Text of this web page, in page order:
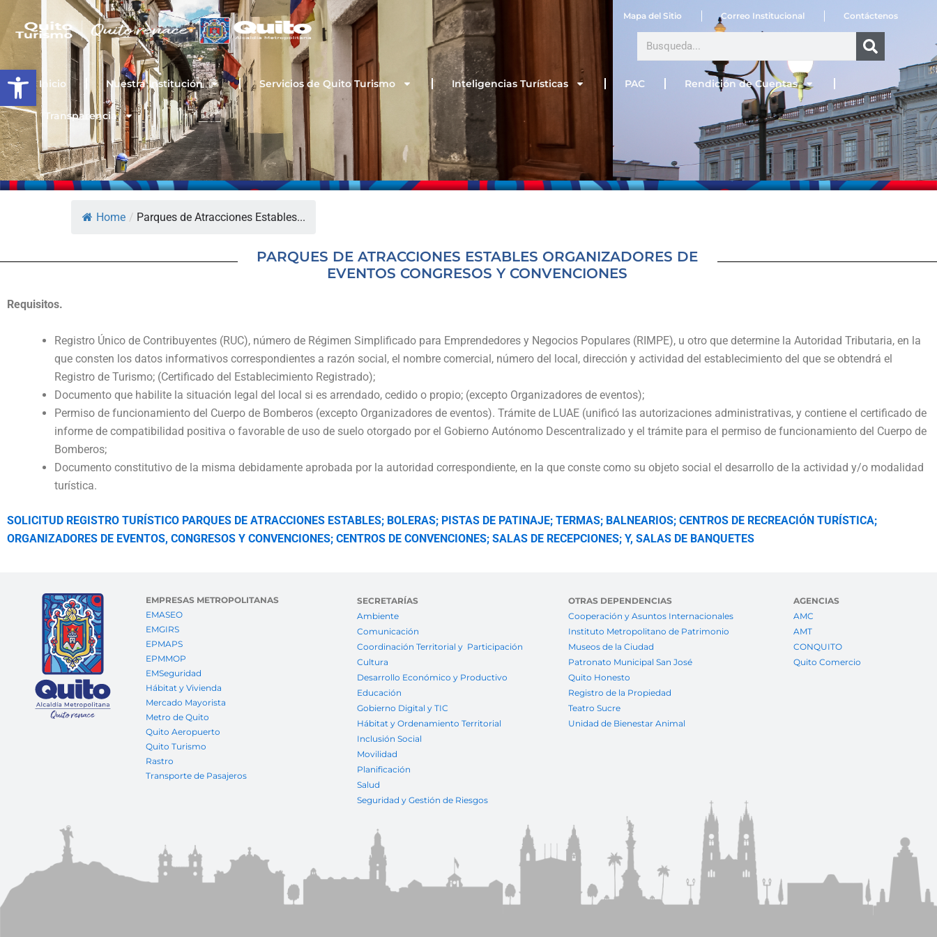
Open toolbar
contenido
Mapa del Sitio Correo Institucional Contáctenos
Inicio Nuestra Institución Servicios de Quito Turismo Inteligencias Turísticas PAC Rendición de Cuentas
Transparencia
Home / Parques de Atracciones Estables...
PARQUES DE ATRACCIONES ESTABLES ORGANIZADORES DE
EVENTOS CONGRESOS Y CONVENCIONES
Requisitos.
Registro Único de Contribuyentes (RUC), número de Régimen Simplificado para Emprendedores y Negocios Populares (RIMPE), u otro que determine la Autoridad Tributaria, en la
que consten los datos informativos correspondientes a razón social, el nombre comercial, número del local, dirección y actividad del establecimiento del que se obtendrá el
Registro de Turismo; (Certificado del Establecimiento Registrado);
Documento que habilite la situación legal del local si es arrendado, cedido o propio; (excepto Organizadores de eventos);
Permiso de funcionamiento del Cuerpo de Bomberos (excepto Organizadores de eventos). Trámite de LUAE (unificó las autorizaciones administrativas, y contiene el certificado de
informe de compatibilidad positiva o favorable de uso de suelo otorgado por el Gobierno Autónomo Descentralizado y el trámite para el permiso de funcionamiento del Cuerpo de
Bomberos;
Documento constitutivo de la misma debidamente aprobada por la autoridad correspondiente, en la que conste como su objeto social el desarrollo de la actividad y/o modalidad
turística.
SOLICITUD REGISTRO TURÍSTICO PARQUES DE ATRACCIONES ESTABLES; BOLERAS; PISTAS DE PATINAJE; TERMAS; BALNEARIOS; CENTROS DE RECREACIÓN TURÍSTICA;
ORGANIZADORES DE EVENTOS, CONGRESOS Y CONVENCIONES; CENTROS DE CONVENCIONES; SALAS DE RECEPCIONES; Y, SALAS DE BANQUETES
EMPRESAS METROPOLITANAS
EMASEO
EMGIRS
EPMAPS
EPMMOP
EMSeguridad
Hábitat y Vivienda
Mercado Mayorista
Metro de Quito
Quito Aeropuerto
Quito Turismo
Rastro
Transporte de Pasajeros
SECRETARÍAS
Ambiente
Comunicación
Coordinación Territorial y Participación
Cultura
Desarrollo Económico y Productivo
Educación
Gobierno Digital y TIC
Hábitat y Ordenamiento Territorial
Inclusión Social
Movilidad
Planificación
Salud
Seguridad y Gestión de Riesgos
OTRAS DEPENDENCIAS
Cooperación y Asuntos Internacionales
Instituto Metropolitano de Patrimonio
Museos de la Ciudad
Patronato Municipal San José
Quito Honesto
Registro de la Propiedad
Teatro Sucre
Unidad de Bienestar Animal
AGENCIAS
AMC
AMT
CONQUITO
Quito Comercio